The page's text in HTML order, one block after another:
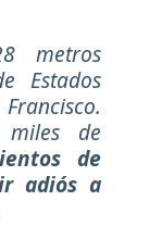
metros
Estados
miles de
de
adiós a